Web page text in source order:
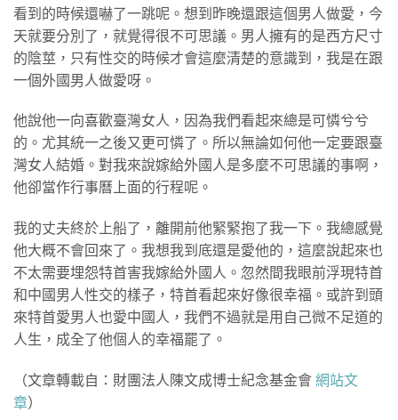
看到的時候還嚇了一跳呢。想到昨晚還跟這個男人做愛，今
天就要分別了，就覺得很不可思議。男人擁有的是西方尺寸
的陰莖，只有性交的時候才會這麼清楚的意識到，我是在跟
一個外國男人做愛呀。
他說他一向喜歡臺灣女人，因為我們看起來總是可憐兮兮
的。尤其統一之後又更可憐了。所以無論如何他一定要跟臺
灣女人結婚。對我來說嫁給外國人是多麼不可思議的事啊，
他卻當作行事曆上面的行程呢。
我的丈夫終於上船了，離開前他緊緊抱了我一下。我總感覺
他大概不會回來了。我想我到底還是愛他的，這麼說起來也
不太需要埋怨特首害我嫁給外國人。忽然間我眼前浮現特首
和中國男人性交的樣子，特首看起來好像很幸福。或許到頭
來特首愛男人也愛中國人，我們不過就是用自己微不足道的
人生，成全了他個人的幸福罷了。
（文章轉載自：財團法人陳文成博士紀念基金會 網站文
章）